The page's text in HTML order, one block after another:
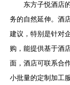
东方子悦酒店
务的自然延伸。酒
建议，特别是针对
购，能提供基于酒
面，酒店可联系合
小批量的定制加工